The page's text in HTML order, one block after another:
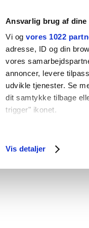
Ansvarlig brug af dine
Vi ogvores 1022
adresse, ID og din
vores
annoncer, levere
udvikle tjenester. Se
dit samtykke tilbage
trigger" ikonet.
Indsamle
Vis detaljer